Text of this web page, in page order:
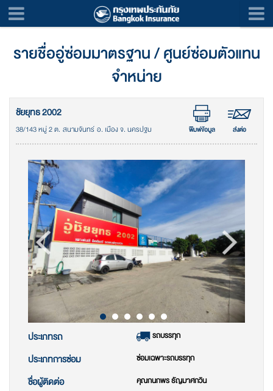
รายชื่ออู่ซ่อมมาตรฐาน / ศูนย์ซ่อมตัวแทน
จำหน่าย
ชัยยุทธ 2002
38/143 หมู่ 2 ต. สนามจันทร์ อ. เมือง จ. นครปฐม พิมพ์ข้อมูล ส่งต่อ
ประเภทรถ รถบรรทุก
ประเภทการซ่อม ซ่อมเฉพาะรถบรรทุก
ชื่อผู้ติดต่อ คุณกนกพร ธัญมาศกวิน